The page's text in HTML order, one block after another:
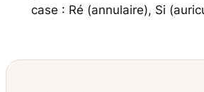
case : Ré (annulaire), Si